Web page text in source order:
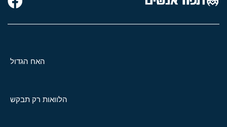
האח הגדול
הלוואות רק תבקש